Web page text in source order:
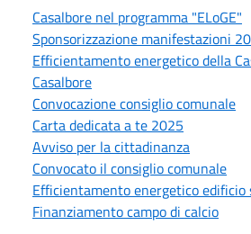
Casalbore nel programma "ELoGE"
Sponsorizzazione manifestazioni
Efficientamento energetico della
Casalbore
Convocazione consiglio comunale
Carta dedicata a te 2025
Avviso per la cittadinanza
Convocato il consiglio comunale
Efficientamento energetico edificio
Finanziamento campo di calcio